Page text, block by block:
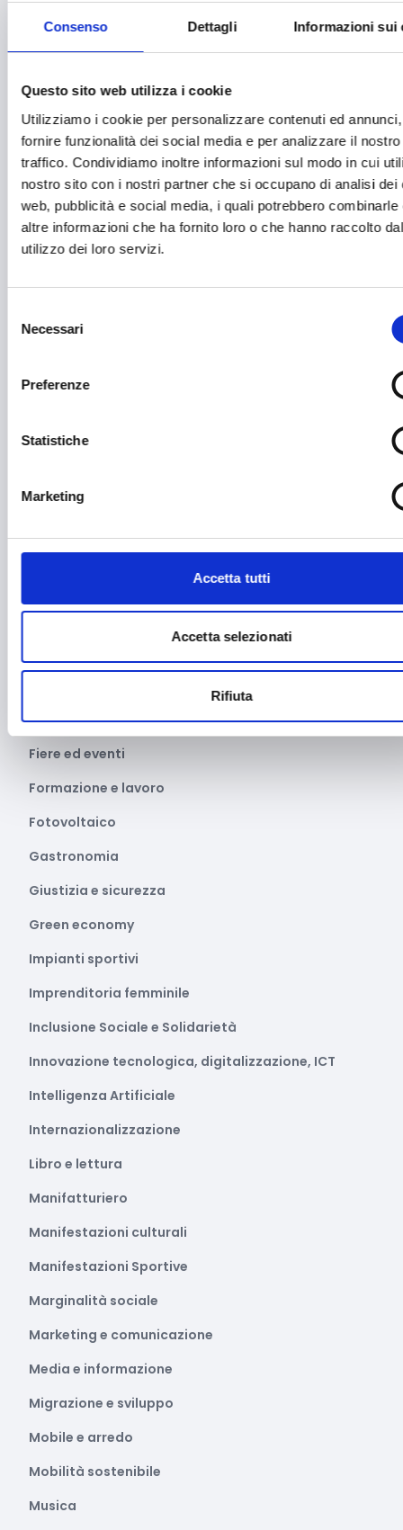
Consenso Dettagli Informazioni sui
Questo sito web utilizza i cookie
Utilizziamo i cookie per personalizzare contenuti ed
fornire funzionalità dei social media e per analizzare il nostro
traffico. Condividiamo inoltre informazioni sul modo in cui
nostro sito con i nostri partner che si occupano di analisi dei
web, pubblicità e social media, i quali potrebbero combinarle
altre informazioni che ha fornito loro o che hanno raccolto
utilizzo dei loro servizi.
delNecessari
Preferenze
Statistiche
Marketing
Accetta tutti
Accetta selezionati
Rifiuta
Cartellonistica stradale
Competitività imprese
Consulenza specializzata
Cooperazione Internazionale
Cybersecurity
E-commerce
Edilizia
Emittenti radiofoniche
Farmaceutico
Festival e mostre
Fiere ed eventi
Formazione e lavoro
Fotovoltaico
Gastronomia
Giustizia e sicurezza
Green economy
Impianti sportivi
Imprenditoria femminile
Inclusione Sociale e Solidarietà
Innovazione tecnologica, digitalizzazione, ICT
Intelligenza Artificiale
Internazionalizzazione
Libro e lettura
Manifatturiero
Manifestazioni culturali
Manifestazioni Sportive
Marginalità sociale
Marketing e comunicazione
Media e informazione
Migrazione e sviluppo
Mobile e arredo
Mobilità sostenibile
Musica